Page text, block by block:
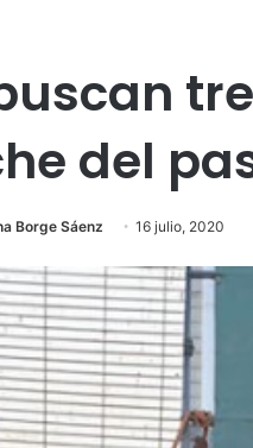
del
Borge Sáenz 16 julio, 2020